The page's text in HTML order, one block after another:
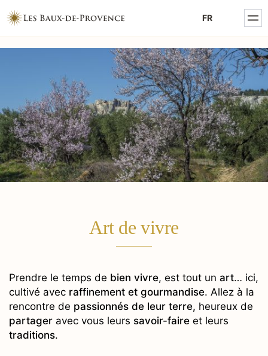
FR
POLITIQUE DE CONFIDENTIALITÉ
Art de vivre
Prendre le temps de bien vivre, est tout un art… ici,
cultivé avec raffinement et gourmandise. Allez à la
rencontre de passionnés de leur terre, heureux de
partager avec vous leurs savoir-faire et leurs
traditions.